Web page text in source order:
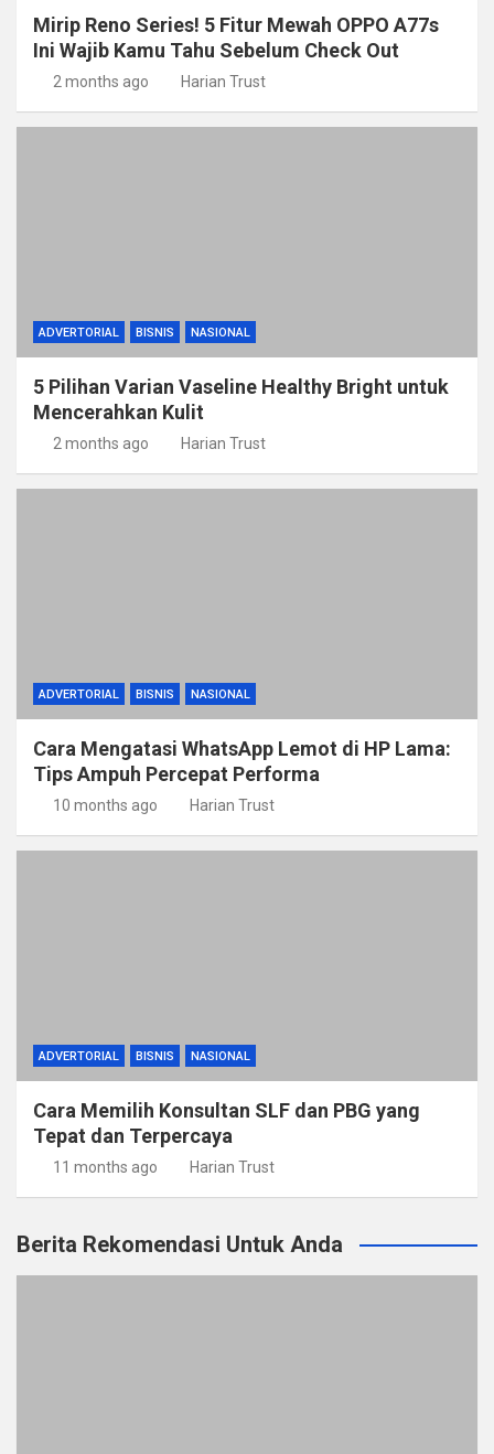
Mirip Reno Series! 5 Fitur Mewah OPPO A77s
Ini Wajib Kamu Tahu Sebelum Check Out
2 months ago Harian Trust
ADVERTORIAL BISNIS NASIONAL
5 Pilihan Varian Vaseline Healthy Bright untuk
Mencerahkan Kulit
2 months ago Harian Trust
ADVERTORIAL BISNIS NASIONAL
Cara Mengatasi WhatsApp Lemot di HP Lama:
Tips Ampuh Percepat Performa
10 months ago Harian Trust
ADVERTORIAL BISNIS NASIONAL
Cara Memilih Konsultan SLF dan PBG yang
Tepat dan Terpercaya
11 months ago Harian Trust
Berita Rekomendasi Untuk Anda